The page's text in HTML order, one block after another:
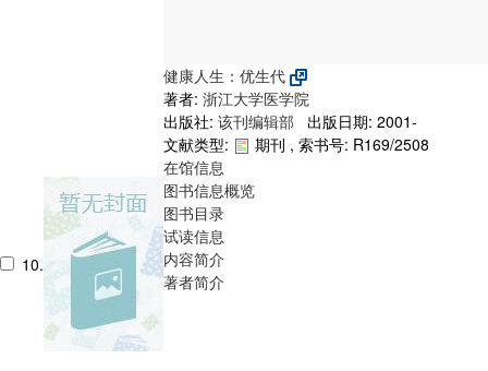
10.
健康人生：优生代
著者: 浙江大学医学院
出版社: 该刊编辑部
出版日期: 2001-
文献类型:
期刊 , 索书号: R169/2508
在馆信息
图书信息概览
图书目录
试读信息
内容简介
著者简介